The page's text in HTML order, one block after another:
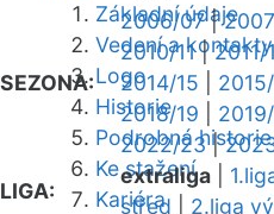
Základní údaje
Vedení a kontakty
Logo
Historie
Podrobná historie
Ke stažení
Kariéra
SEZONA:
2006/07|
2010/11|2011/
2014/15
2018/19
2022/23|
LIGA:
extraliga
střed
2.liga